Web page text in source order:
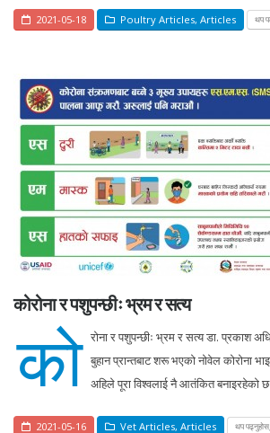
2021-05-18 Poultry Articles, Articles थप
कोरोना र पशुपन्छीः भ्रम र सत्य
को रोना र पशुपन्छीः भ्रम र सत्य डा. प्रकाश
बुहान प्रान्तबाट शरू भएको नोवेल कोरोना
अहिले पूरा विश्वलाई नै आतंकित बनाइरहेको
2021-05-16 Vet Articles, Articles थप पढ्नुहोस्